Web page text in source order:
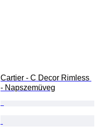
Cartier - C Decor Rimless
- Napszemüveg